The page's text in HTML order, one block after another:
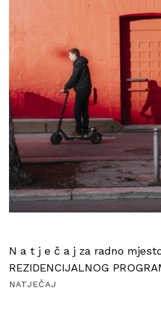
N a t j e č a j za radno mjesto
REZIDENCIJALNOG
NATJEČAJ